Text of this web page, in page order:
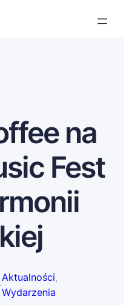
na
Fest
·
Aktualności
Wydarzenia